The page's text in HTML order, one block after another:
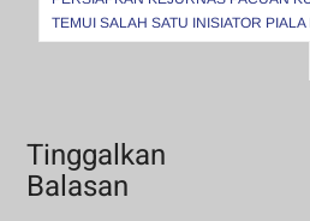
pos
TEMUI SALAH SATU INISIATOR
Tinggalkan
Balasan